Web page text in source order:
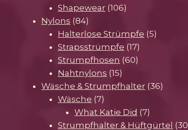
Produkt
Shapewear 106106
Nylons 8484
Produkte
Halterlose Strümpfe 55
Strapsstrümpfe 1717
Produkte
Strumpfhosen 6060
Nahtnylons 1515
Produkte
Wäsche & Strumpfhalter 3636
Wäsche 77
Produkte
What Katie Did 77
Produkte
Strumpfhalter & Hüftgürtel 30